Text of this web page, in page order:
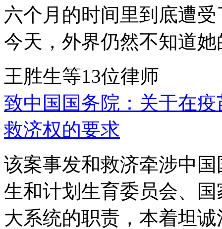
六个月的时间里到底遭
今天，外界仍然不知道
王胜生等13位律师
致中国国务院：关于在
救济权的要求
该案事发和救济牵涉中
生和计划生育委员会、
大系统的职责，本着坦